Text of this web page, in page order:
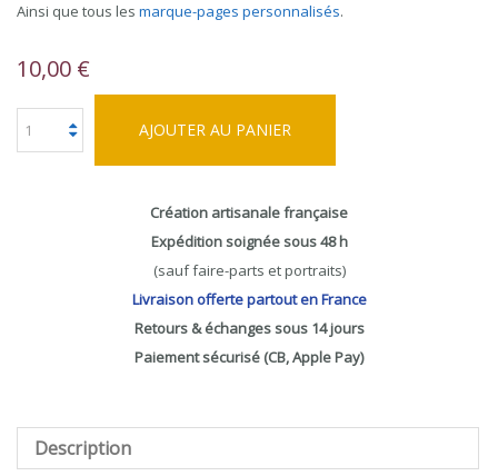
Ainsi que tous les marque-pages personnalisés.
10,00 €
AJOUTER AU PANIER
Création artisanale française
Expédition soignée sous 48 h
(sauf faire-parts et portraits)
Livraison offerte partout en France
Retours & échanges sous 14 jours
Paiement sécurisé (CB, Apple Pay)
Description